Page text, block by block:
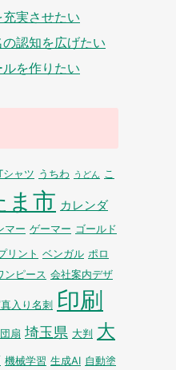
実させたい
認知を広げたい
を作りたい
シャツ うちわ うどん こ
ま市 カレンダ
マー ゲーマー ゴールド
リント ベンガル ポロ
ンピース 会社案内デザ
入り名刺 印刷
団扇 埼玉県 大判 大
機械学習 生成AI 自動塗